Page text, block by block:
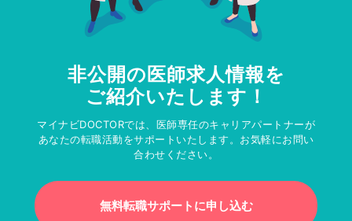
非公開の医師求人情報を
ご紹介いたします！
マイナビDOCTORでは、医師専任のキャリアパートナーが
あなたの転職活動をサポートいたします。お気軽にお問い
合わせください。
無料転職サポートに申し込む